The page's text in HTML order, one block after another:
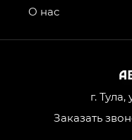
привод — GB
Джи Икс
Empow — Эмпау
г.
Заказать
О нас